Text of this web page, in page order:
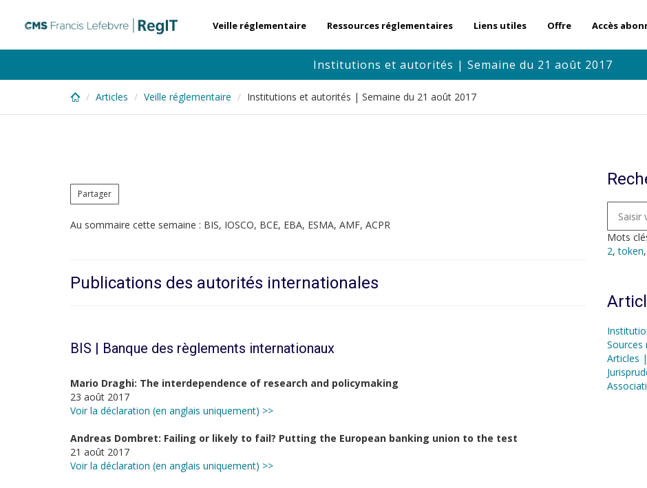
content
Veille réglementaire Ressources réglementaires Liens utiles Offre Accès
Institutions et autorités | Semaine du 21 août 2017
Articles Veille réglementaire Institutions et autorités | Semaine du 21 août 2017
Partager
Au sommaire cette semaine : BIS, IOSCO, BCE, EBA, ESMA, AMF, ACPR
Publications des autorités internationales
BIS | Banque des règlements internationaux
Mario Draghi: The interdependence of research and policymaking
23 août 2017
Voir la déclaration (en anglais uniquement) >>
Andreas Dombret: Failing or likely to fail? Putting the European banking union to the test
21 août 2017
Voir la déclaration (en anglais uniquement) >>
Mots
2,token,
Sources
Articles